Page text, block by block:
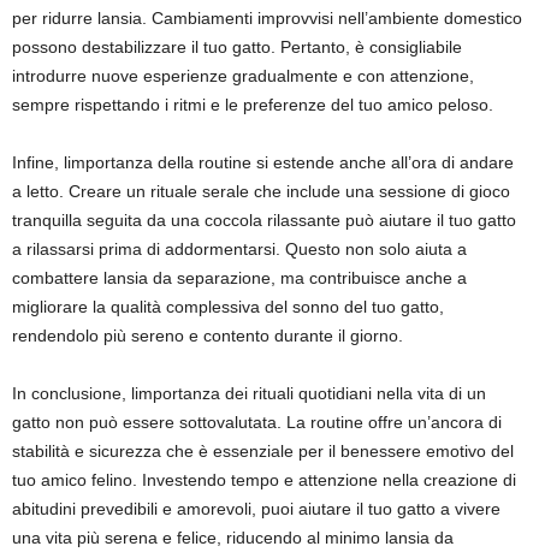
per ridurre lansia. Cambiamenti improvvisi nell’ambiente domestico
possono destabilizzare il tuo gatto. Pertanto, è consigliabile
introdurre nuove esperienze gradualmente e con attenzione,
sempre rispettando i ritmi e le preferenze del tuo amico peloso.
Infine, limportanza della routine si estende anche all’ora di andare
a letto. Creare un rituale serale che include una sessione di gioco
tranquilla seguita da una coccola rilassante può aiutare il tuo gatto
a rilassarsi prima di addormentarsi. Questo non solo aiuta a
combattere lansia da separazione, ma contribuisce anche a
migliorare la qualità complessiva del sonno del tuo gatto,
rendendolo più sereno e contento durante il giorno.
In conclusione, limportanza dei rituali quotidiani nella vita di un
gatto non può essere sottovalutata. La routine offre un’ancora di
stabilità e sicurezza che è essenziale per il benessere emotivo del
tuo amico felino. Investendo tempo e attenzione nella creazione di
abitudini prevedibili e amorevoli, puoi aiutare il tuo gatto a vivere
una vita più serena e felice, riducendo al minimo lansia da